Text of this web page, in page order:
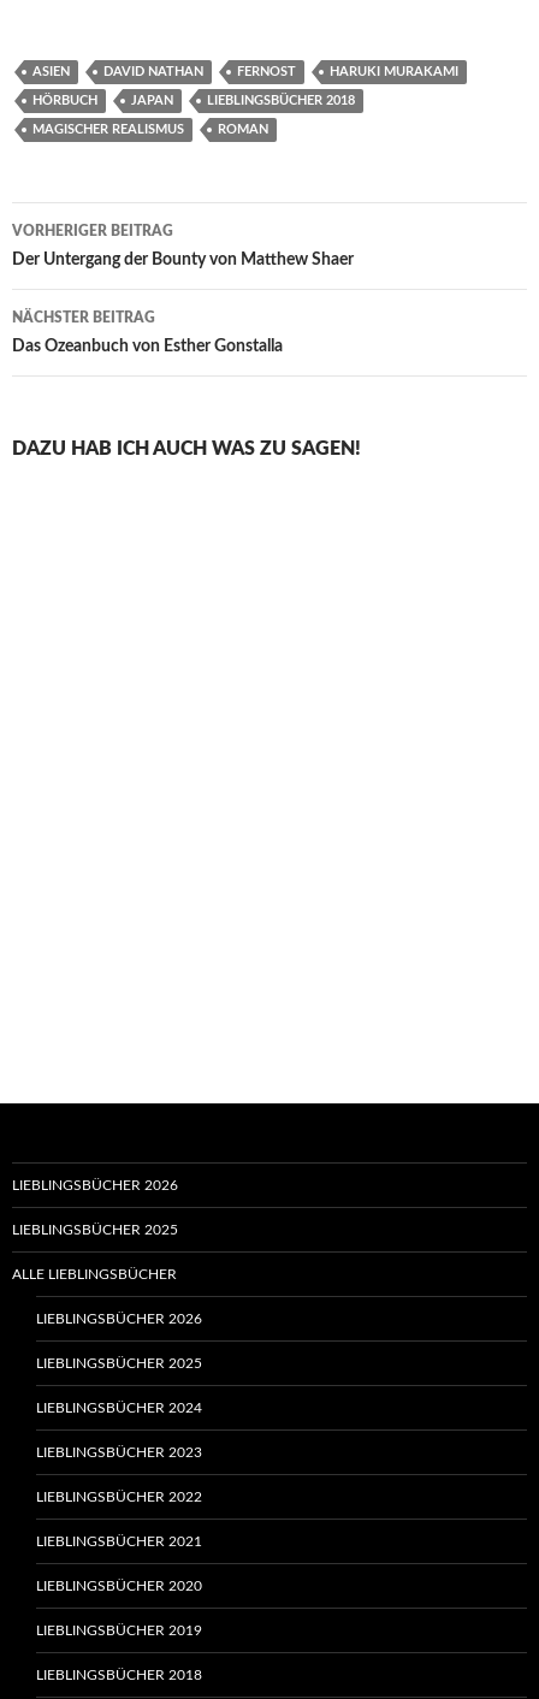
ASIEN DAVID NATHAN FERNOST HARUKI MURAKAMI
HÖRBUCH JAPAN LIEBLINGSBÜCHER 2018
MAGISCHER REALISMUS ROMAN
Beitragsnavigation
VORHERIGER BEITRAG
Der Untergang der Bounty von Matthew Shaer
NÄCHSTER BEITRAG
Das Ozeanbuch von Esther Gonstalla
DAZU HAB ICH AUCH WAS ZU SAGEN!
LIEBLINGSBÜCHER 2026
LIEBLINGSBÜCHER 2025
ALLE LIEBLINGSBÜCHER
LIEBLINGSBÜCHER 2026
LIEBLINGSBÜCHER 2025
LIEBLINGSBÜCHER 2024
LIEBLINGSBÜCHER 2023
LIEBLINGSBÜCHER 2022
LIEBLINGSBÜCHER 2021
LIEBLINGSBÜCHER 2020
LIEBLINGSBÜCHER 2019
LIEBLINGSBÜCHER 2018